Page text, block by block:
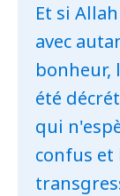
Et si
avec
bonheur,
été
qui
confus